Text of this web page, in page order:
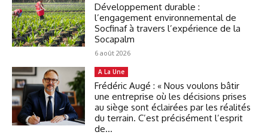
Développement durable :
l’engagement environnemental de
Socfinaf à travers l’expérience de la
Socapalm
6 août 2026
A La Une
Frédéric Augé : « Nous voulons bâtir
une entreprise où les décisions prises
au siège sont éclairées par les réalités
du terrain. C’est précisément l’esprit
de...